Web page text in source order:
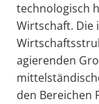
technologisch
Wirtschaft. Die
agierenden
den Bereichen